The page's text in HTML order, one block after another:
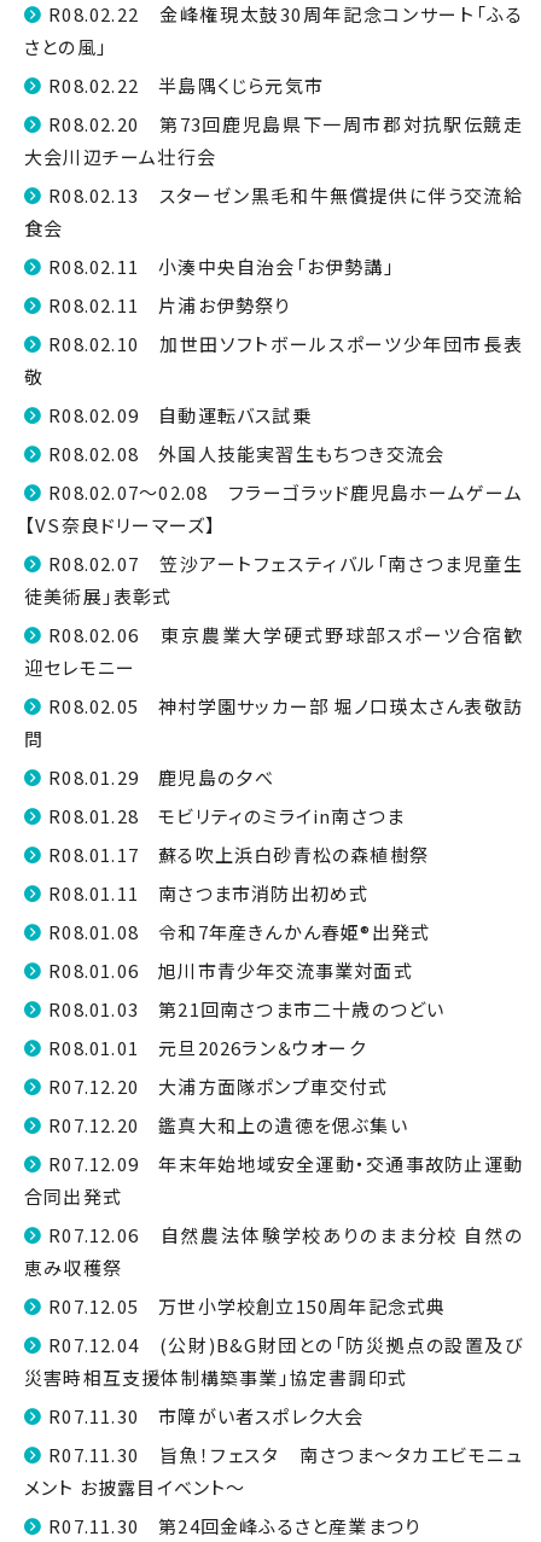
R08.02.22 金峰権現太鼓30周年記念コンサート「ふる
さとの風」
R08.02.22 半島隅くじら元気市
R08.02.20 第73回鹿児島県下一周市郡対抗駅伝競走
大会川辺チーム壮行会
R08.02.13 スターゼン黒毛和牛無償提供に伴う交流給
食会
R08.02.11 小湊中央自治会「お伊勢講」
R08.02.11 片浦お伊勢祭り
R08.02.10 加世田ソフトボールスポーツ少年団市長表
敬
R08.02.09 自動運転バス試乗
R08.02.08 外国人技能実習生もちつき交流会
R08.02.07～02.08 フラーゴラッド鹿児島ホームゲーム
【VS奈良ドリーマーズ】
R08.02.07 笠沙アートフェスティバル「南さつま児童生
徒美術展」表彰式
R08.02.06 東京農業大学硬式野球部スポーツ合宿歓
迎セレモニー
R08.02.05 神村学園サッカー部 堀ノ口瑛太さん表敬訪
問
R08.01.29 鹿児島の夕べ
R08.01.28 モビリティのミライin南さつま
R08.01.17 蘇る吹上浜白砂青松の森植樹祭
R08.01.11 南さつま市消防出初め式
R08.01.08 令和7年産きんかん春姫®出発式
R08.01.06 旭川市青少年交流事業対面式
R08.01.03 第21回南さつま市二十歳のつどい
R08.01.01 元旦2026ラン＆ウオーク
R07.12.20 大浦方面隊ポンプ車交付式
R07.12.20 鑑真大和上の遺徳を偲ぶ集い
R07.12.09 年末年始地域安全運動・交通事故防止運動
合同出発式
R07.12.06 自然農法体験学校ありのまま分校 自然の
恵み収穫祭
R07.12.05 万世小学校創立150周年記念式典
R07.12.04 (公財)B&G財団との「防災拠点の設置及び
災害時相互支援体制構築事業」協定書調印式
R07.11.30 市障がい者スポレク大会
R07.11.30 旨魚！フェスタ 南さつま～タカエビモニュ
メント お披露目イベント～
R07.11.30 第24回金峰ふるさと産業まつり